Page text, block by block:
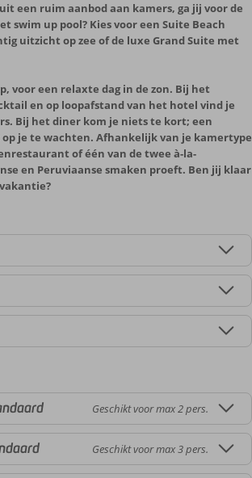
een ruim aanbod aan kamers, ga jij voor de
swim up pool? Kies voor een Suite Beach
uitzicht op zee of de luxe Grand Suite met
voor een relaxte dag in de zon. Bij het
en op loopafstand van het hotel vind je
Bij het diner kom je niets te kort; een
je te wachten. Afhankelijk van je kamertype
of één van de twee à-la-
en Peruviaanse smaken proeft. Ben jij klaar
Geschikt voor max 2 pers.
Geschikt voor max 3 pers.